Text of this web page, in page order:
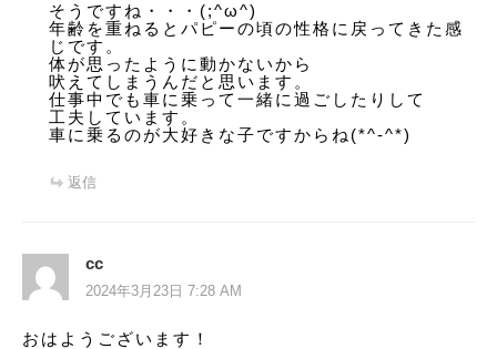
そうですね・・・(;^ω^)
年齢を重ねるとパピーの頃の性格に戻ってきた感
じです。
体が思ったように動かないから
吠えてしまうんだと思います。
仕事中でも車に乗って一緒に過ごしたりして
工夫しています。
車に乗るのが大好きな子ですからね(*^-^*)
返信
cc
2024年3月23日 7:28 AM
おはようございます！